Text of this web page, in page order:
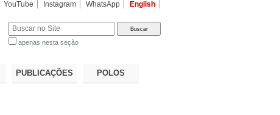
YouTube Instagram WhatsApp English
apenas nesta seção
PUBLICAÇÕES POLOS